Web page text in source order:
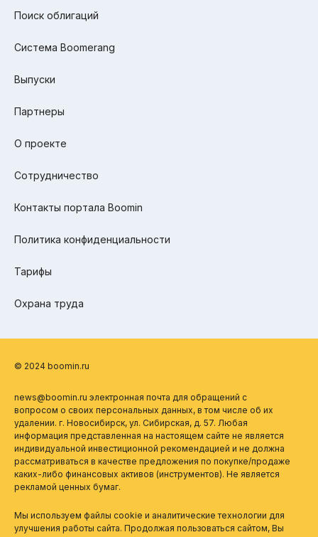
Поиск облигаций
Система Boomerang
Выпуски
Партнеры
О проекте
Сотрудничество
Контакты портала Boomin
Политика конфиденциальности
Тарифы
Охрана труда
© 2024 boomin.ru
news@boomin.ru электронная почта для обращений с
вопросом о своих персональных данных, в том числе об их
удалении. г. Новосибирск, ул. Сибирская, д. 57. Любая
информация представленная на настоящем сайте не является
индивидуальной инвестиционной рекомендацией и не должна
рассматриваться в качестве предложения по покупке/продаже
каких-либо финансовых активов (инструментов). Не является
рекламой ценных бумаг.
Мы используем файлы cookie и аналитические технологии для
улучшения работы сайта. Продолжая пользоваться сайтом, Вы